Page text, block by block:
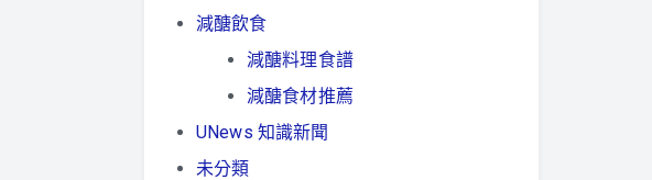
減醣飲食
減醣料理食譜
減醣食材推薦
UNews 知識新聞
未分類